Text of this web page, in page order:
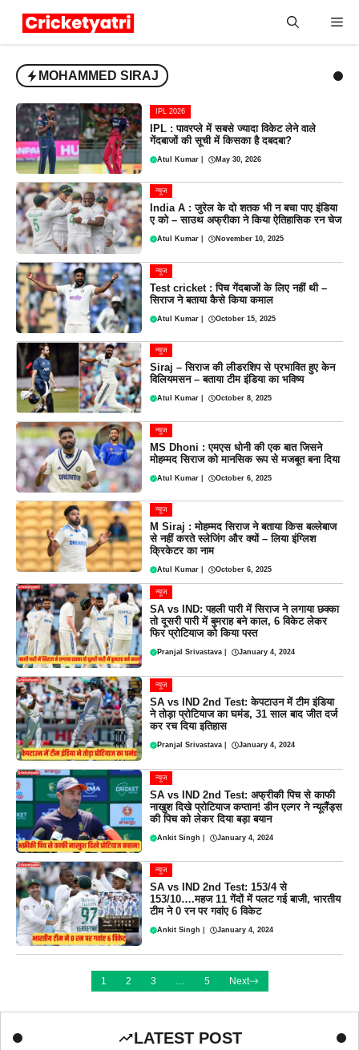
MOHAMMED SIRAJ
IPL 2026
IPL : पावरप्ले में सबसे ज्यादा विकेट लेने वाले
गेंदबाजों की सूची में किसका है दबदबा?
Atul Kumar May 30, 2026
न्यूज
India A : जुरेल के दो शतक भी न बचा पाए इंडिया
ए को – साउथ अफ्रीका ने किया ऐतिहासिक रन चेज
Atul Kumar November 10, 2025
न्यूज
Test cricket : पिच गेंदबाजों के लिए नहीं थी –
सिराज ने बताया कैसे किया कमाल
Atul Kumar October 15, 2025
न्यूज
Siraj – सिराज की लीडरशिप से प्रभावित हुए केन
विलियमसन – बताया टीम इंडिया का भविष्य
Atul Kumar October 8, 2025
न्यूज
MS Dhoni : एमएस धोनी की एक बात जिसने
मोहम्मद सिराज को मानसिक रूप से मजबूत बना दिया
Atul Kumar October 6, 2025
न्यूज
M Siraj : मोहम्मद सिराज ने बताया किस बल्लेबाज
से नहीं करते स्लेजिंग और क्यों – लिया इंग्लिश
क्रिकेटर का नाम
Atul Kumar October 6, 2025
न्यूज
SA vs IND: पहली पारी में सिराज ने लगाया छक्का
तो दूसरी पारी में बुमराह बने काल, 6 विकेट लेकर
फिर प्रोटियाज को किया पस्त
Pranjal Srivastava January 4, 2024
न्यूज
SA vs IND 2nd Test: केपटाउन में टीम इंडिया
ने तोड़ा प्रोटियाज का घमंड, 31 साल बाद जीत दर्ज
कर रच दिया इतिहास
Pranjal Srivastava January 4, 2024
न्यूज
SA vs IND 2nd Test: अफ्रीकी पिच से काफी
नाखुश दिखे प्रोटियाज कप्तान! डीन एल्गर ने न्यूलैंड्स
की पिच को लेकर दिया बड़ा बयान
Ankit Singh January 4, 2024
न्यूज
SA vs IND 2nd Test: 153/4 से
153/10….महज 11 गेंदों में पलट गई बाजी, भारतीय
टीम ने 0 रन पर गवांए 6 विकेट
Ankit Singh January 4, 2024
1 2 3 … 5 Next
LATEST POST